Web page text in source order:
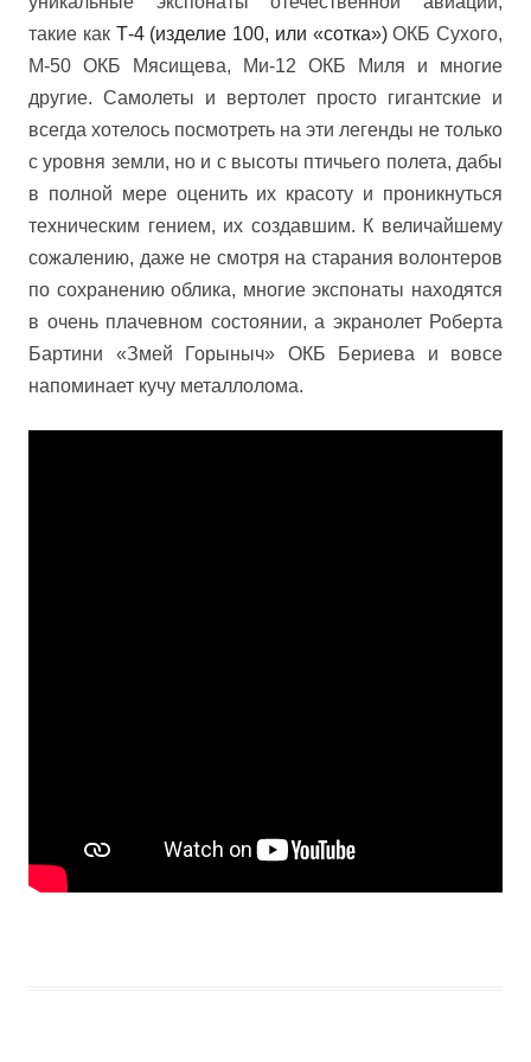
такие как Т-4 (изделие 100, или «сотка»)ОКБ Сухого,
М-50 ОКБ Мясищева, Ми-12 ОКБ Миля и многие
другие. Самолеты и вертолет просто гигантские и
всегда хотелось посмотреть на эти легенды не только
с уровня земли, но и с высоты птичьего полета, дабы
в полной мере оценить их красоту и проникнуться
техническим гением, их создавшим. К величайшему
сожалению, даже не смотря на старания волонтеров
по сохранению облика, многие экспонаты находятся
в очень плачевном состоянии, а экранолет Роберта
Бартини «Змей Горыныч» ОКБ Бериева и вовсе
напоминает кучу металлолома.